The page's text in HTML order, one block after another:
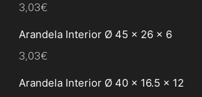
3,03€
Arandela Interior Ø 45 x 26 x 6
3,03€
Arandela Interior Ø 40 x 16.5 x 12